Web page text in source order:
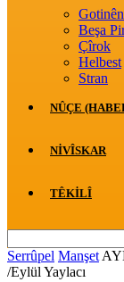
Beşa
Çîrok
Helbest
Stran
NÛÇE
NIVÎSKAR
TÊKILÎ
Serrûpel Manşet
/Eylül Yaylacı